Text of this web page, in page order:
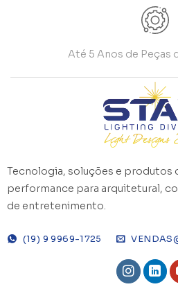
Até 5 Anos de Peças
Tecnologia, soluções e produtos
performance para arquitetural,
de entretenimento.
(19) 9 9969-1725